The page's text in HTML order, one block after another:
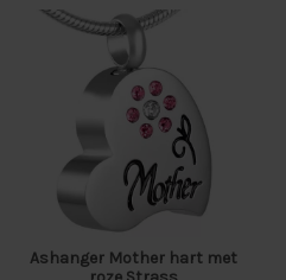
Ashanger Mother hart met